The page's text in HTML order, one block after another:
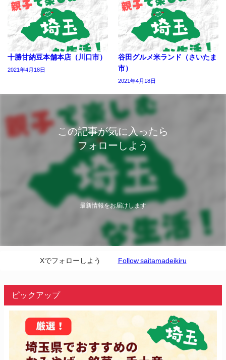
十勝甘納豆本舗本店（川口市）
2021年4月18日
谷田グルメ米ランド（さいたま
市）
2021年4月18日
この記事が気に入ったら
フォローしよう
最新情報をお届けします
Xでフォローしよう Follow saitamadeikiru
ピックアップ